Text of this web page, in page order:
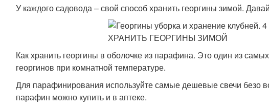
У каждого садовода – свой способ хранить георгины зимой.
Как хранить георгины в оболочке из парафина. Это один из
георгинов при комнатной температуре.
Для парафинирования используйте самые дешевые свечи безо
парафин можно купить и в аптеке.